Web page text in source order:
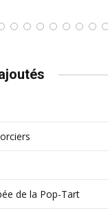
de la Pop-Tart